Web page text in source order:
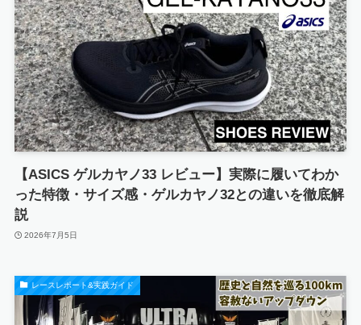
【ASICS ゲルカヤノ33 レビュー】実際に履いてわか
った特徴・サイズ感・ゲルカヤノ32との違いを徹底解
説
2026年7月5日
レースレポート&実践ガイド